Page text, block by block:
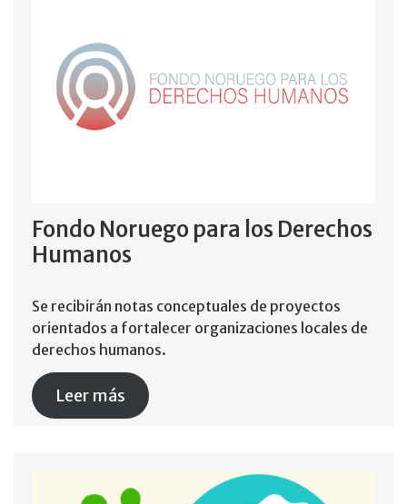
Fondo Noruego para los Derechos
Humanos
Se recibirán notas conceptuales de proyectos
orientados a fortalecer organizaciones locales de
derechos humanos.
Leer más